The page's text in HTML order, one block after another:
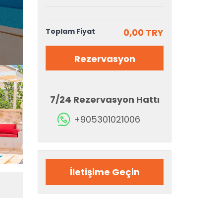
Toplam Fiyat 0,00 TRY
Rezervasyon
7/24 Rezervasyon Hattı
+905301021006
İletişime Geçin